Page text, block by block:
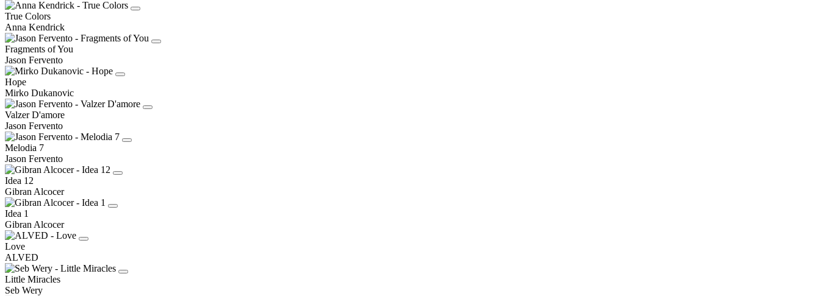
True Colors
Anna Kendrick
Fragments of You
Jason Fervento
Hope
Mirko Dukanovic
Valzer D'amore
Jason Fervento
Melodia 7
Jason Fervento
Idea 12
Gibran Alcocer
Idea 1
Gibran Alcocer
Love
ALVED
Little Miracles
Seb Wery